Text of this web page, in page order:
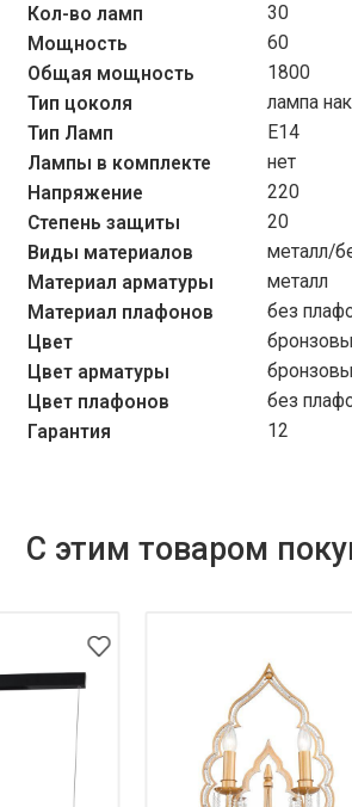
Кол-во ламп
30
Мощность
60
Общая мощность
1800
Тип цоколя
лампа
Тип Ламп
Е14
Лампы в комплекте
нет
Напряжение
220
Степень защиты
20
Виды материалов
металл/
Материал арматуры
металл
Материал плафонов
без
Цвет
Цвет арматуры
Цвет плафонов
без
Гарантия
12
С этим товаром